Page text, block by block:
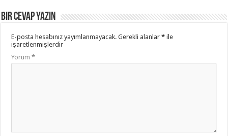
Bir cevap yazın
E-posta hesabınız yayımlanmayacak. Gerekli alanlar* ile
işaretlenmişlerdir
Yorum*